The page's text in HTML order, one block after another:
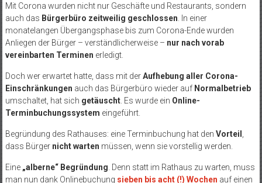
Mit Corona wurden nicht nur Geschäfte und Restaurants, sondern
auch das Bürgerbüro zeitweilig geschlossen . In einer
monatelangen Übergangsphase bis zum Corona-Ende wurden
Anliegen der Bürger – verständlicherweise – nur nach vorab
vereinbarten Terminen erledigt.
Doch wer erwartet hatte, dass mit derAufhebung aller Corona-
Einschränkungen auch das Bürgerbüro wieder auf Normalbetrieb
umschaltet, hat sich getäuscht. Es wurde ein Online-
Terminbuchungssystem eingeführt.
Begründung des Rathauses: eine Terminbuchung hat den Vorteil
dass Bürger nicht warten müssen, wenn sie vorstellig werden.
Eine „alberne“ Begründung . Denn statt im Rathaus zu warten, muss
man nun dank Onlinebuchung sieben bis acht (!) Wochen auf einen